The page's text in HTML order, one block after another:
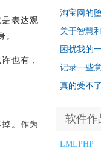
表达观
。
也有，
。作为
淘宝网的
关于智慧
困扰我的
记录一些
真的受不
软件作
LMLPHP